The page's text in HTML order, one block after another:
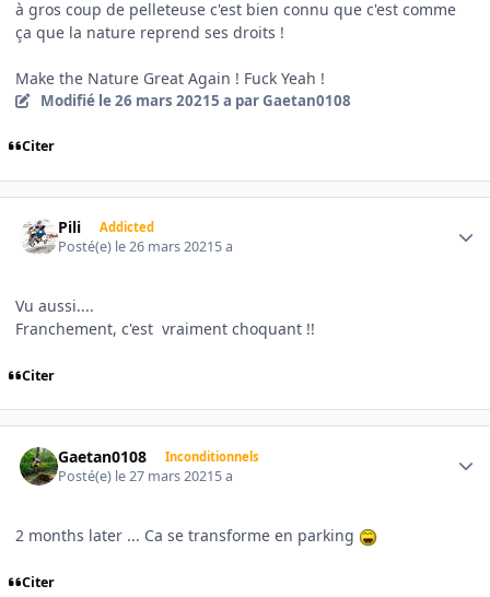
à gros coup de pelleteuse c'est bien connu que c'est comme
ça que la nature reprend ses droits !
Make the Nature Great Again ! Fuck Yeah !
Modifié le 26 mars 20215 a par Gaetan0108
Citer
Pili Addicted
Posté(e) le 26 mars 20215 a
Vu aussi....
Franchement, c'est vraiment choquant !!
Citer
Gaetan0108 Inconditionnels
Posté(e) le 27 mars 20215 a
2 months later ... Ca se transforme en parking
Citer